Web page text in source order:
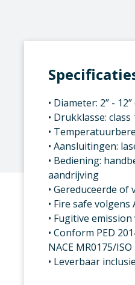
• Diameter: 2” -
• Drukklasse: class
•
• Aansluitingen:
• Bediening:
aandrijving
• Gereduceerde
• Fire safe volgens
• Fugitive
• Conform PED
NACE MR0175/ISO
• Leverbaar